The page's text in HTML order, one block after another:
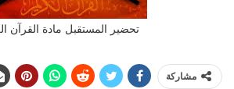
تحضير المستقبل مادة القرآن
مشاركة